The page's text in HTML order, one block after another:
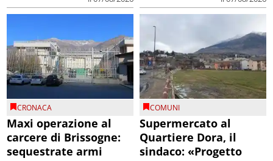
CRONACA
Maxi operazione al
carcere di Brissogne:
sequestrate armi
COMUNI
Supermercato al
Quartiere Dora, il
sindaco: «Progetto